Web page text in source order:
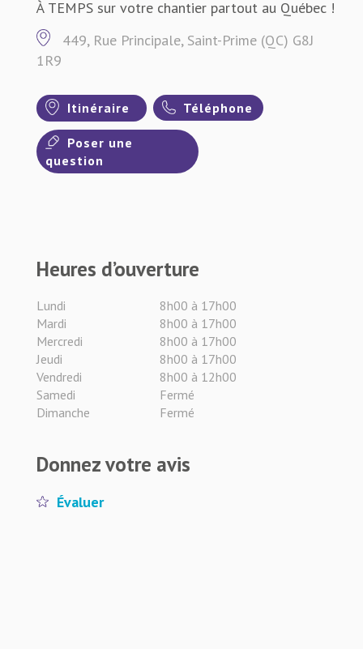
À TEMPS sur votre chantier partout au Québec !
449, Rue Principale, Saint-Prime (QC) G8J
1R9
Itinéraire Téléphone
Poser une
question
Heures d’ouverture
Lundi
8h00 à 17h00
Mardi
8h00 à 17h00
Mercredi
8h00 à 17h00
Jeudi
8h00 à 17h00
Vendredi
8h00 à 12h00
Samedi
Fermé
Dimanche
Fermé
Donnez votre avis
Évaluer